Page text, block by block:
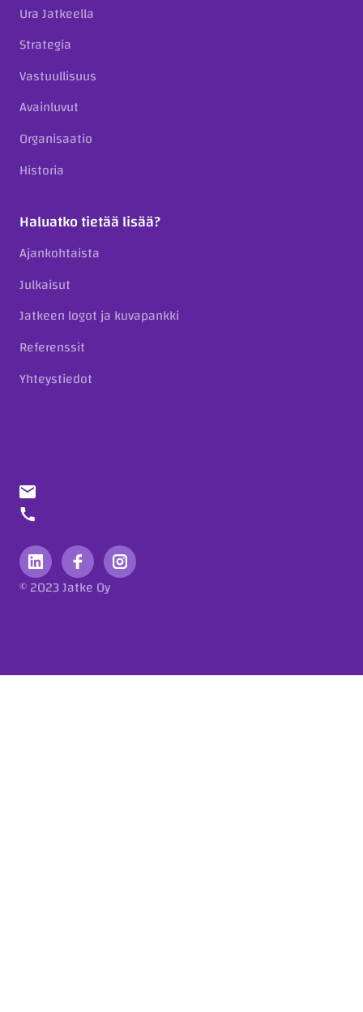
Ura Jatkeella
Strategia
Vastuullisuus
Avainluvut
Organisaatio
Historia
Haluatko tietää lisää?
Ajankohtaista
Julkaisut
Jatkeen logot ja kuvapankki
Referenssit
Yhteystiedot
© 2023 Jatke Oy